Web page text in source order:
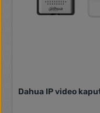
Dahua IP video